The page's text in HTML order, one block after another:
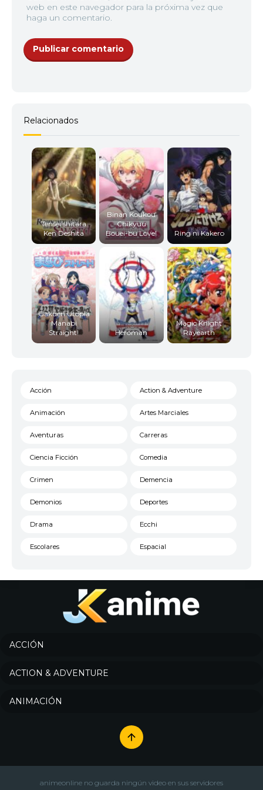
12 <img src="//image.tmdb.org/t/p/w92/
web en este navegador para la próxima vez que
haga un comentario.
Relacionados
Tensei shitara
Ken Deshita
Binan Koukou
Chikyuu
Bouei-bu Love!
Ring ni Kakero
Gakuen Utopia
Manabi
Straight!
Heroman
Magic Knight
Rayearth
Acción Action & Adventure
Animación Artes Marciales
Aventuras Carreras
Ciencia Ficción Comedia
Crimen Demencia
Demonios Deportes
Drama Ecchi
Escolares Espacial
Historico
Josei
Música
Romance
ACCIÓN
ACTION & ADVENTURE
ANIMACIÓN
animeonline no guarda ningún video en sus servidores